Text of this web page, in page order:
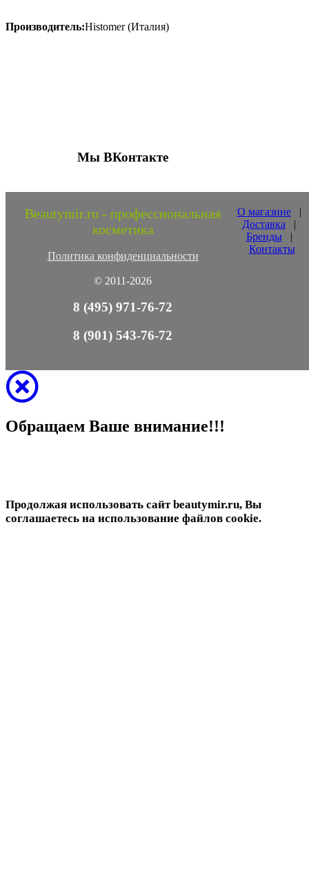
Производитель:Histomer (Италия)
Мы ВКонтакте
Beautymir.ru - профессиональная
косметика
Политика конфиденциальности
© 2011-2026
О магазине|
Доставка |
Бренды |
Контакты
8 (495) 971-76-72
8 (901) 543-76-72
Обращаем Ваше внимание!!!
Продолжая использовать сайт beautymir.ru, Вы
соглашаетесь на использование файлов cookie.